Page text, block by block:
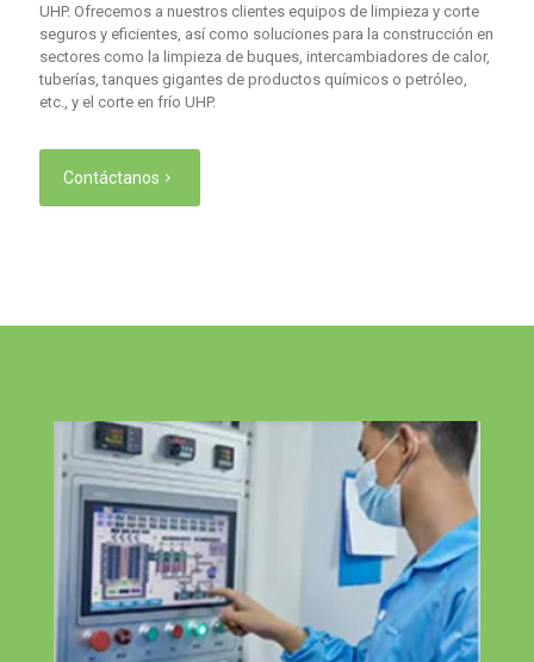
UHP. Ofrecemos a nuestros clientes equipos de limpieza y corte
seguros y eficientes, así como soluciones para la construcción en
sectores como la limpieza de buques, intercambiadores de calor,
tuberías, tanques gigantes de productos químicos o petróleo,
etc., y el corte en frío UHP.
Contáctanos